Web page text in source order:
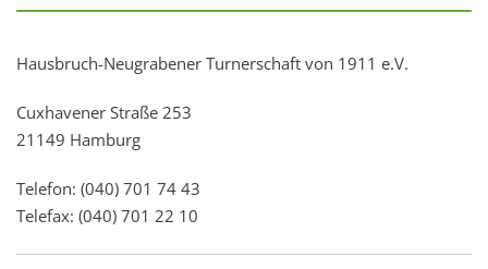
Hausbruch-Neugrabener Turnerschaft von 1911 e.V.
Cuxhavener Straße 253
21149 Hamburg
Telefon: (040) 701 74 43
Telefax: (040) 701 22 10